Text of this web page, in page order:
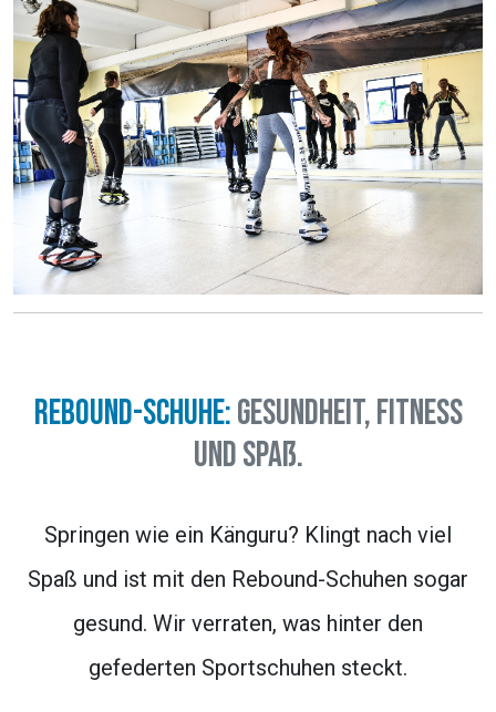
Rebound-Schuhe:Gesundheit, Fitness
und Spaß.
Springen wie ein Känguru? Klingt nach viel
Spaß und ist mit den Rebound-Schuhen sogar
gesund. Wir verraten, was hinter den
gefederten Sportschuhen steckt.